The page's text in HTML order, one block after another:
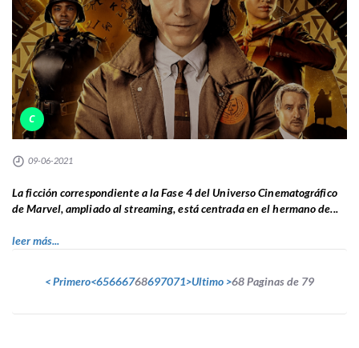
C
09-06-2021
La ficción correspondiente a la Fase 4 del Universo Cinematográfico
de Marvel, ampliado al streaming, está centrada en el hermano de...
leer más...
< Primero<65666768697071>Ultimo >68 Paginas de 79